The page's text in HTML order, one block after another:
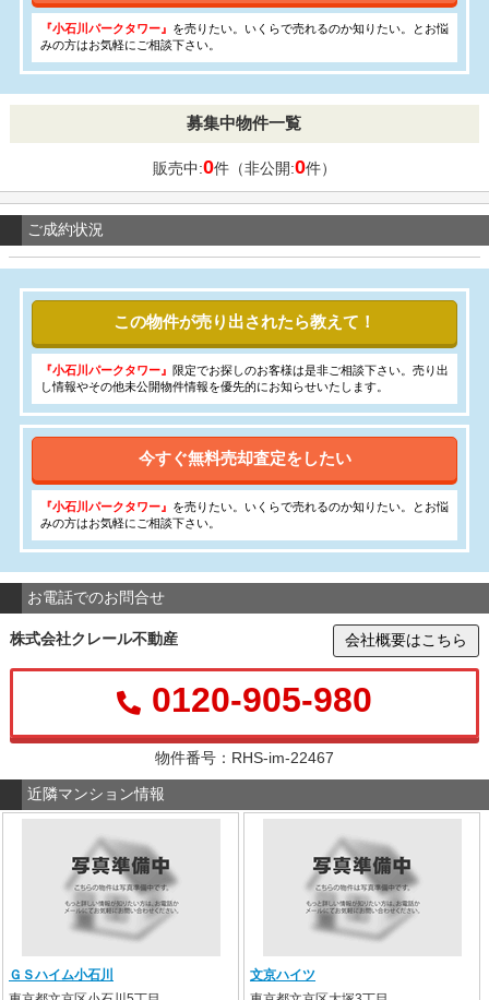
『小石川パークタワー』 を売りたい。いくらで売れるのか知りたい。とお悩
みの方はお気軽にご相談下さい。
募集中物件一覧
販売中:0件（非公開:0件）
ご成約状況
この物件が売り出されたら教えて！
『小石川パークタワー』 限定でお探しのお客様は是非ご相談下さい。売り出
し情報やその他未公開物件情報を優先的にお知らせいたします。
今すぐ無料売却査定をしたい
『小石川パークタワー』 を売りたい。いくらで売れるのか知りたい。とお悩
みの方はお気軽にご相談下さい。
お電話でのお問合せ
株式会社クレール不動産 会社概要はこちら
0120-905-980
物件番号：RHS-im-22467
近隣マンション情報
ＧＳハイム小石川
文京ハイツ